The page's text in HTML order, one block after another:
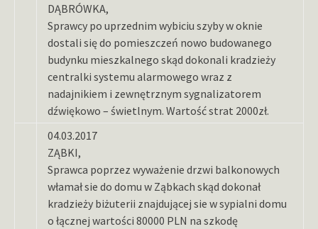
DĄBRÓWKA,
Sprawcy po uprzednim wybiciu szyby w oknie
dostali się do pomieszczeń nowo budowanego
budynku mieszkalnego skąd dokonali kradzieży
centralki systemu alarmowego wraz z
nadajnikiem i zewnętrznym sygnalizatorem
dźwiękowo – świetlnym. Wartość strat 2000zł.
04.03.2017
ZĄBKI,
Sprawca poprzez wyważenie drzwi balkonowych
włamał sie do domu w Ząbkach skąd dokonał
kradzieży biżuterii znajdującej sie w sypialni domu
o łącznej wartości 80000 PLN na szkodę